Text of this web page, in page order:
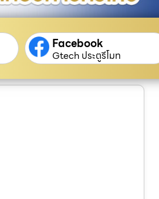
Facebook
Gtech ประตูรีโมท